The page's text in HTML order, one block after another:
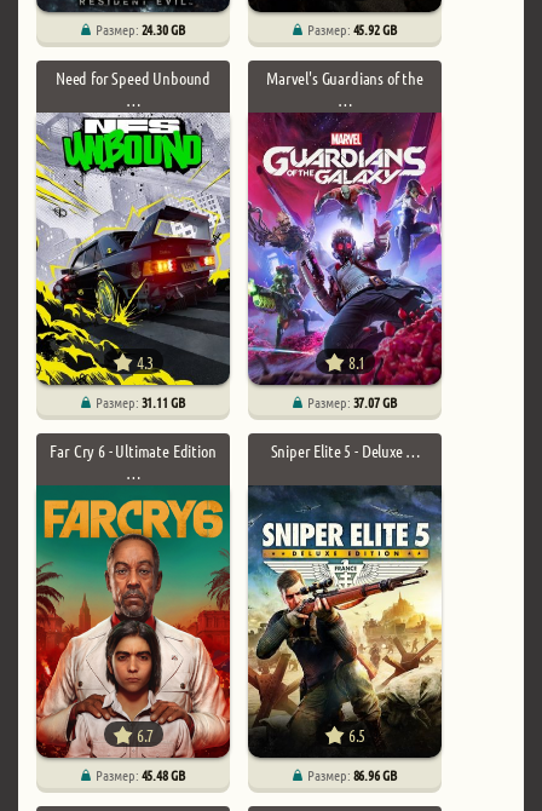
Размер:24.30 GB Размер:45.92 GB
Need for Speed Unbound
…
4.3
Размер:31.11 GB
Marvel's Guardians of the
…
8.1
Размер:37.07 GB
Far Cry 6 - Ultimate Edition
…
6.7
Размер:45.48 GB
Sniper Elite 5 - Deluxe …
6.5
Размер:86.96 GB